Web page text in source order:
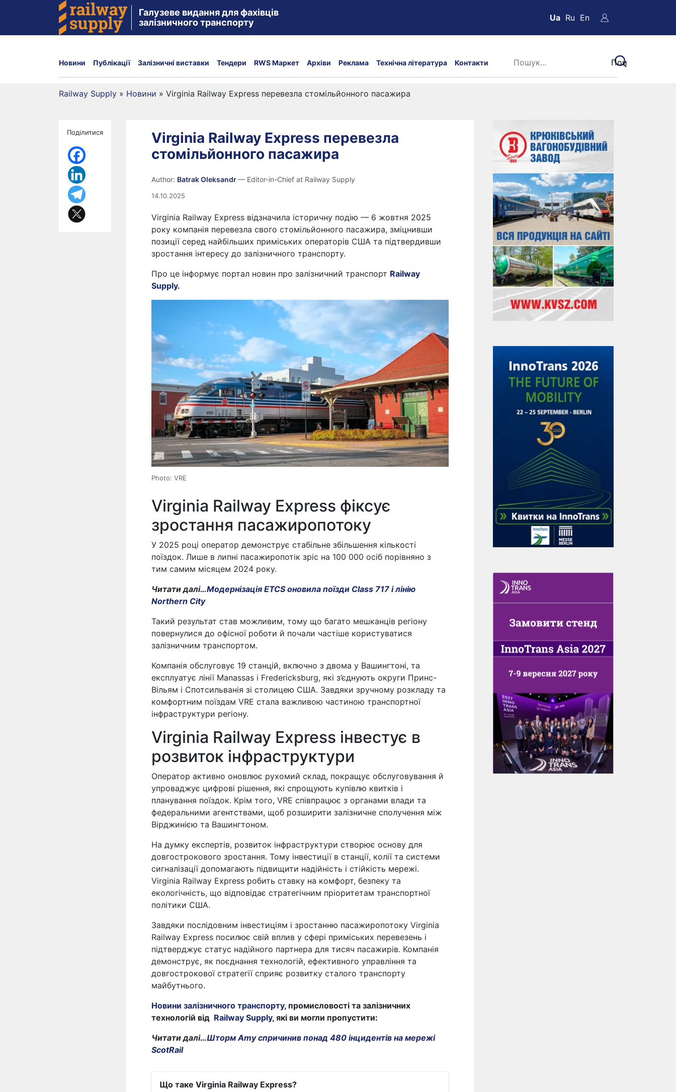
Галузеве видання для фахівців
залізничного транспорту
Ua Ru En
Новини Публікації Залізничні виставки Тендери RWS Маркет Архіви Реклама Технічна література Контакти
Railway Supply » Новини » Virginia Railway Express перевезла стомільйонного пасажира
Поділитися
Virginia Railway Express перевезла
стомільйонного пасажира
Author: Batrak Oleksandr— Editor-in-Chief at Railway Supply
14.10.2025
Virginia Railway Express відзначила історичну подію — 6 жовтня 2025
року компанія перевезла свого стомільйонного пасажира, зміцнивши
позиції серед найбільших приміських операторів США та підтвердивши
зростання інтересу до залізничного транспорту.
Про це інформує портал новин про залізничний транспорт Railway
Supply.
Photo: VRE
Virginia Railway Express фіксує
зростання пасажиропотоку
У 2025 році оператор демонструє стабільне збільшення кількості
поїздок. Лише в липні пасажиропотік зріс на 100 000 осіб порівняно з
тим самим місяцем 2024 року.
Читати далі…Модернізація ETCS оновила поїзди Class 717 і лінію
Northern City
Такий результат став можливим, тому що багато мешканців регіону
повернулися до офісної роботи й почали частіше користуватися
залізничним транспортом.
Компанія обслуговує 19 станцій, включно з двома у Вашингтоні, та
експлуатує лінії Manassas і Fredericksburg, які з’єднують округи Принс-
Вільям і Спотсильванія зі столицею США. Завдяки зручному розкладу та
комфортним поїздам VRE стала важливою частиною транспортної
інфраструктури регіону.
Virginia Railway Express інвестує в
розвиток інфраструктури
Оператор активно оновлює рухомий склад, покращує обслуговування й
упроваджує цифрові рішення, які спрощують купівлю квитків і
планування поїздок. Крім того, VRE співпрацює з органами влади та
федеральними агентствами, щоб розширити залізничне сполучення між
Вірджинією та Вашингтоном.
На думку експертів, розвиток інфраструктури створює основу для
довгострокового зростання. Тому інвестиції в станції, колії та системи
сигналізації допомагають підвищити надійність і стійкість мережі.
Virginia Railway Express робить ставку на комфорт, безпеку та
екологічність, що відповідає стратегічним пріоритетам транспортної
політики США.
Завдяки послідовним інвестиціям і зростанню пасажиропотоку Virginia
Railway Express посилює свій вплив у сфері приміських перевезень і
підтверджує статус надійного партнера для тисяч пасажирів. Компанія
демонструє, як поєднання технологій, ефективного управління та
довгострокової стратегії сприяє розвитку сталого транспорту
майбутнього.
Новини залізничного транспорту, промисловості та залізничних
технологій від Railway Supply, які ви могли пропустити:
Читати далі…Шторм Amy спричинив понад 480 інцидентів на мережі
ScotRail
Що таке Virginia Railway Express?